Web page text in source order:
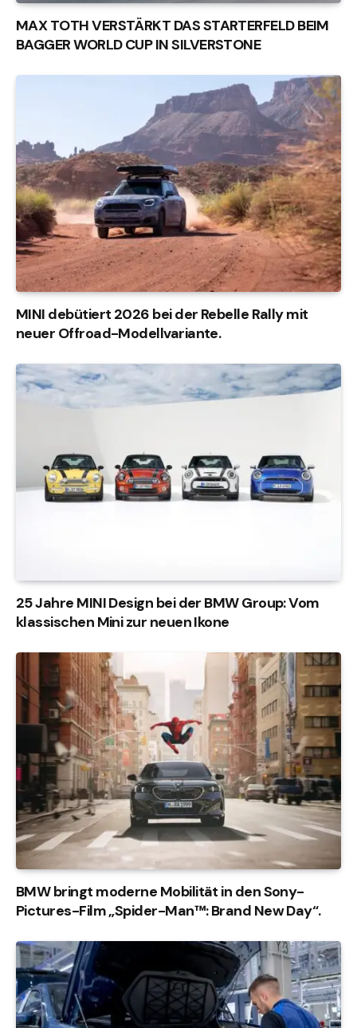
MAX TOTH VERSTÄRKT DAS STARTERFELD BEIM
BAGGER WORLD CUP IN SILVERSTONE
MINI debütiert 2026 bei der Rebelle Rally mit
neuer Offroad-Modellvariante.
25 Jahre MINI Design bei der BMW Group: Vom
klassischen Mini zur neuen Ikone
BMW bringt moderne Mobilität in den Sony-
Pictures-Film „Spider-Man™: Brand New Day“.